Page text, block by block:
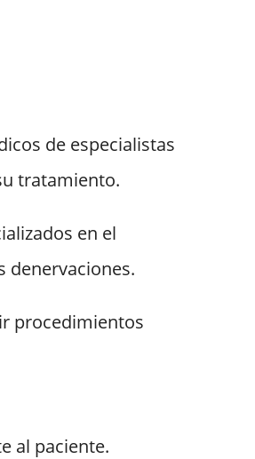
de especialistas
tratamiento.
en el
denervaciones.
procedimientos
al paciente.